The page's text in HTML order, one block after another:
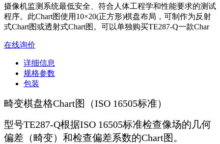
摄像机监测系统最低安全、符合人体工程学和性能要求的测试
程序。此Chart图使用10×20(正方形)棋盘布局，可制作为反射
式Chart图或透射式Chart图。可以单独购买TE287-Q一款Char
在线询价
详细信息
规格参数
包装
畸变棋盘格Chart图（ISO 16505标准）
型号TE287-Q根据ISO 16505标准检查像场的几何
偏差（畸变）和检查偏差系数的Chart图。